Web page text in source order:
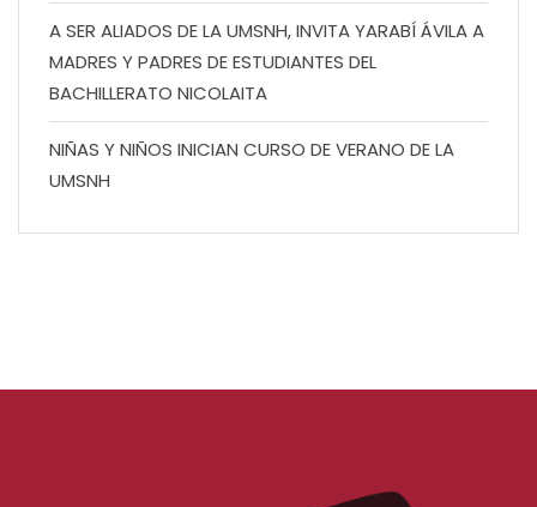
A SER ALIADOS DE LA UMSNH, INVITA YARABÍ ÁVILA A
MADRES Y PADRES DE ESTUDIANTES DEL
BACHILLERATO NICOLAITA
NIÑAS Y NIÑOS INICIAN CURSO DE VERANO DE LA
UMSNH